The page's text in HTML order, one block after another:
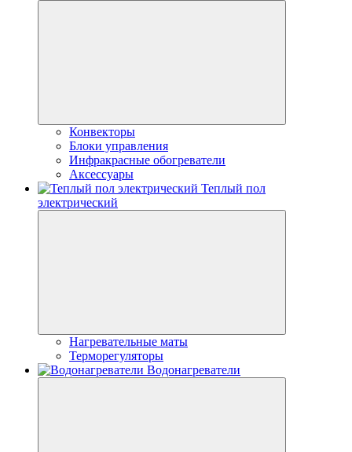
Конвекторы
Блоки управления
Инфракрасные обогреватели
Аксессуары
Теплый пол
электрический
Нагревательные маты
Терморегуляторы
Водонагреватели